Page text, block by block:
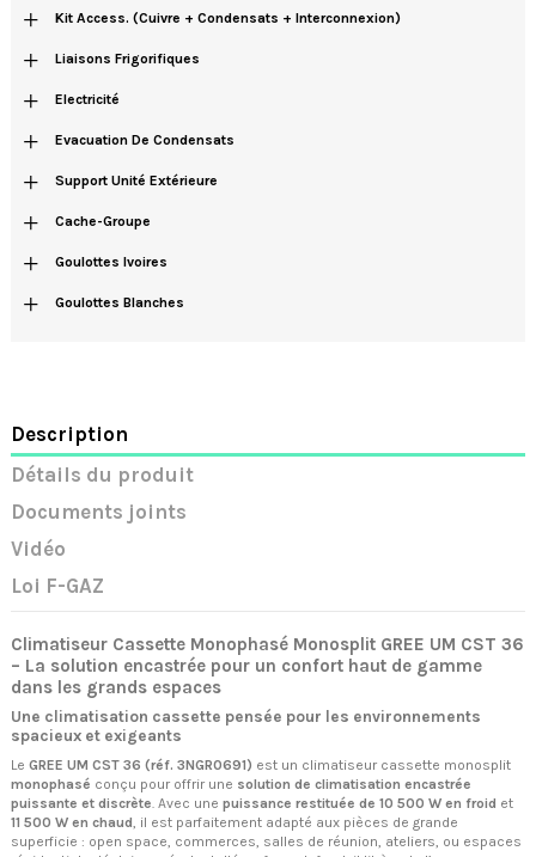
+ Kit Access. (cuivre + Condensats + Interconnexion)
+ Liaisons Frigorifiques
+ Electricité
+ Evacuation De Condensats
+ Support Unité Extérieure
+ Cache-Groupe
+ Goulottes Ivoires
+ Goulottes Blanches
Description
Détails du produit
Documents joints
Vidéo
Loi F-GAZ
Climatiseur Cassette Monophasé Monosplit GREE UM CST 36
– La solution encastrée pour un confort haut de gamme
dans les grands espaces
Une climatisation cassette pensée pour les environnements
spacieux et exigeants
Le GREE UM CST 36 (réf. 3NGR0691) est un climatiseur cassette monosplit
monophasé conçu pour offrir une solution de climatisation encastrée
puissante et discrète. Avec une puissance restituée de 10 500 W en froid et
11 500 W en chaud, il est parfaitement adapté aux pièces de grande
superficie : open space, commerces, salles de réunion, ateliers, ou espaces